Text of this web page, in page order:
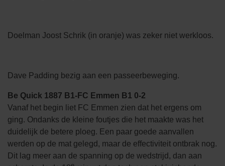
Doelman Joost Schrik (in oranje) was zeker niet werkloos.
Dave Padding bezig aan een passeerbeweging.
Be Quick 1887 B1-FC Emmen B1 0-2
Vanaf het begin liet FC Emmen zien dat het ergens om
ging. Ondanks de kleine foutjes die het maakte was het
duidelijk de betere ploeg. Een paar goede aanvallen
werden op de mat gelegd, maar de effectiviteit ontbrak nog.
Dit lag meer aan de spanning op de wedstrijd, dan aan